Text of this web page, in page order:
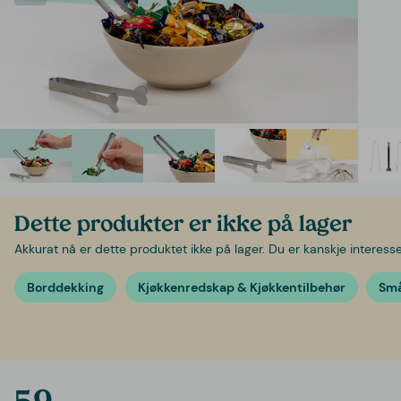
Dette produkter er ikke på lager
Akkurat nå er dette produktet ikke på lager. Du er kanskje
Borddekking Kjøkkenredskap & Kjøkkentilbehør